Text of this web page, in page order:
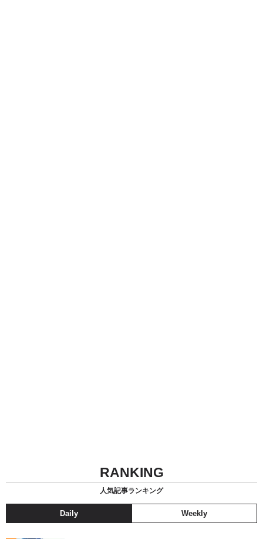
RANKING
人気記事ランキング
Daily Weekly